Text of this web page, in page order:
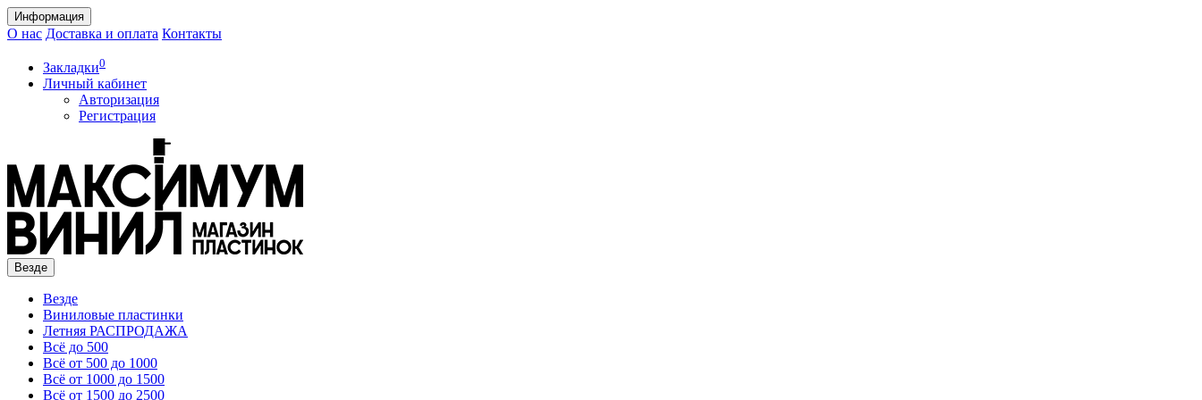
Информация
О нас Доставка и оплата Контакты
Закладки0
Личный кабинет
Авторизация
Регистрация
Везде
Везде
Виниловые пластинки
Летняя РАСПРОДАЖА
Всё до 500
Всё от 500 до 1000
Всё от 1000 до 1500
Всё от 1500 до 2500